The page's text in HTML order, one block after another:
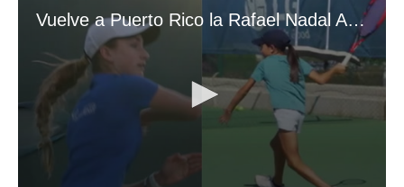
Vuelve a Puerto Rico la Rafael Nadal Academy